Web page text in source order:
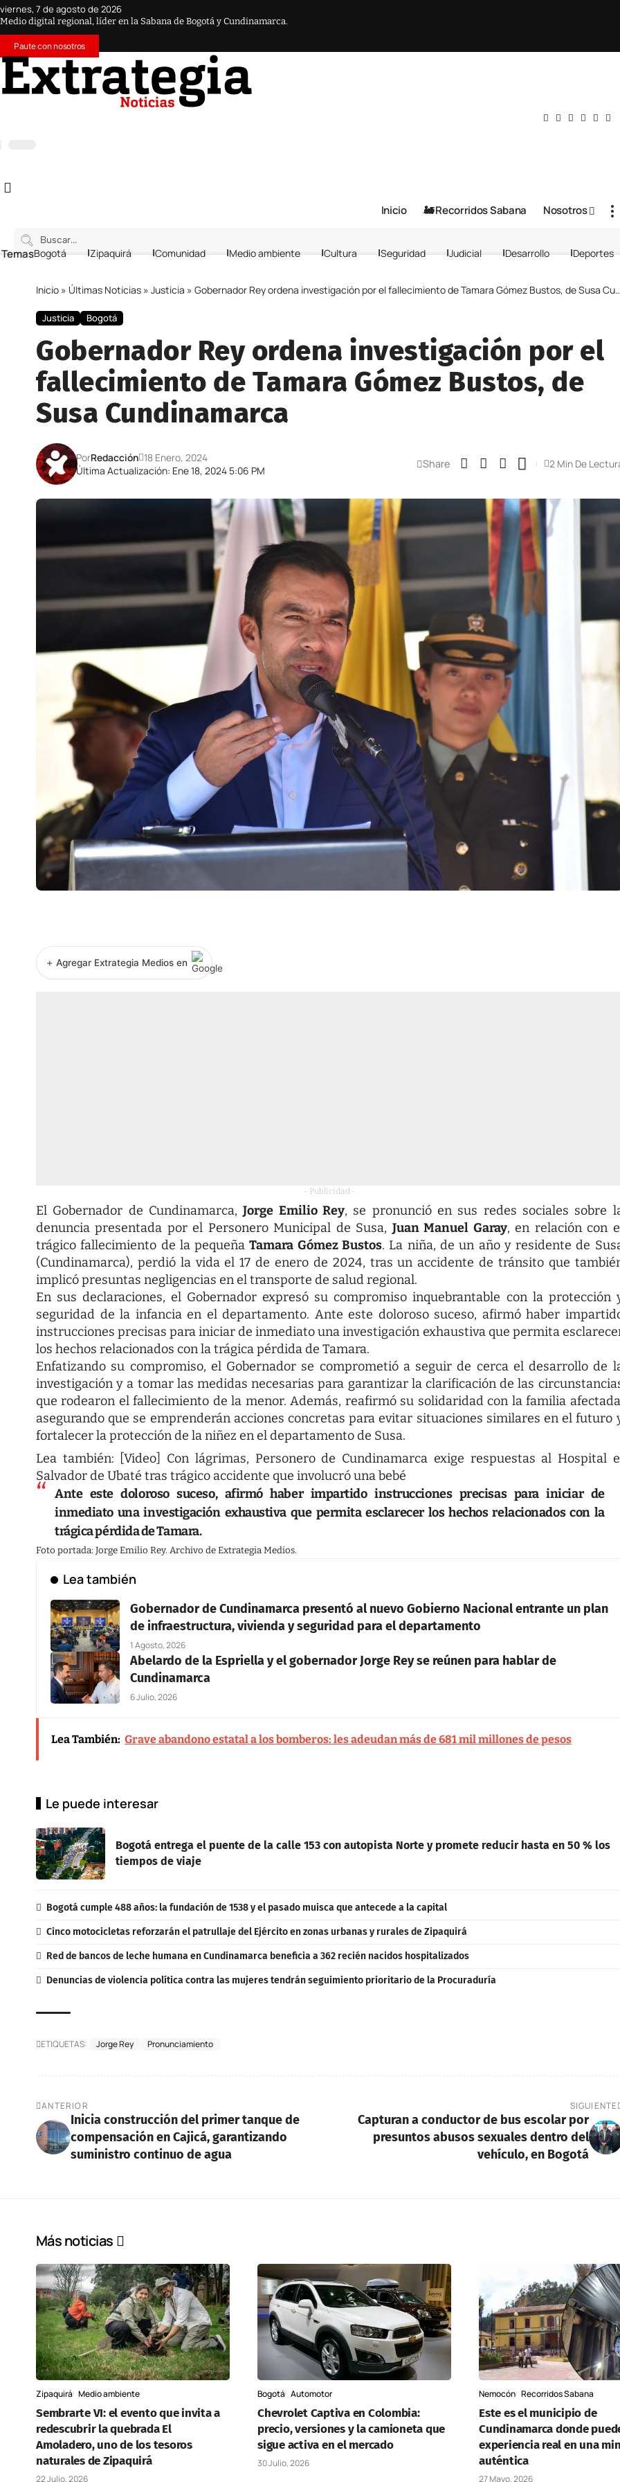
viernes, 7 de agosto de 2026
Medio digital regional, líder en la Sabana de Bogotá y Cundinamarca.
Paute con nosotros
Inicio 🚂 Recorridos Sabana Nosotros
Bogotá Zipaquirá Comunidad Medio ambiente Cultura Seguridad Judicial Desarrollo Deportes
Inicio » Últimas Noticias » Justicia » Gobernador Rey ordena investigación por el fallecimiento de Tamara Gómez Bustos, de Susa Cundinamarca
Justicia Bogotá
Gobernador Rey ordena investigación por el
fallecimiento de Tamara Gómez Bustos, de
Susa Cundinamarca
Última Actualización: Ene 18, 2024 5:06 PM
PorRedacción 18 Enero, 2024 Share 2 Min De
+ Agregar Extrategia Medios en
- Publicidad -
El Gobernador de Cundinamarca,Jorge Emilio Rey, se pronunció en sus redes sociales sobre
denuncia presentada por el Personero Municipal de Susa, Juan Manuel Garay, en relación con
trágico fallecimiento de la pequeñaTamara Gómez Bustos. La niña, de un año y residente de
(Cundinamarca), perdió la vida el 17 de enero de 2024, tras un accidente de tránsito que
implicó presuntas negligencias en el transporte de salud regional.
En sus declaraciones, el Gobernador expresó su compromiso inquebrantable con la protección
seguridad de la infancia en el departamento. Ante este doloroso suceso, afirmó haber
instrucciones precisas para iniciar de inmediato una investigación exhaustiva que permita
los hechos relacionados con la trágica pérdida de Tamara.
Enfatizando su compromiso, el Gobernador se comprometió a seguir de cerca el desarrollo de
investigación y a tomar las medidas necesarias para garantizar la clarificación de las
que rodearon el fallecimiento de la menor. Además, reafirmó su solidaridad con la familia
asegurando que se emprenderán acciones concretas para evitar situaciones similares en el futuro
fortalecer la protección de la niñez en el departamento de Susa.
Lea también:
[Video] Con lágrimas, Personero de Cundinamarca exige respuestas al Hospital
Salvador de Ubaté tras trágico accidente que involucró una bebé
Ante este doloroso suceso, afirmó haber impartido instrucciones precisas para iniciar de
inmediato una investigación exhaustiva que permita esclarecer los hechos relacionados con la
trágica pérdida de Tamara.
Foto portada: Jorge Emilio Rey. Archivo de Extrategia Medios.
Lea también
Gobernador de Cundinamarca presentó al nuevo Gobierno Nacional entrante un plan
de infraestructura, vivienda y seguridad para el departamento
1 Agosto, 2026
Abelardo de la Espriella y el gobernador Jorge Rey se reúnen para hablar de
Cundinamarca
6 Julio, 2026
Lea También: Grave abandono estatal a los bomberos: les adeudan más de 681 mil millones de pesos
Le puede interesar
Bogotá entrega el puente de la calle 153 con autopista Norte y promete reducir hasta en 50 % los
tiempos de viaje
Bogotá cumple 488 años: la fundación de 1538 y el pasado muisca que antecede a la capital
Cinco motocicletas reforzarán el patrullaje del Ejército en zonas urbanas y rurales de Zipaquirá
Red de bancos de leche humana en Cundinamarca beneficia a 362 recién nacidos hospitalizados
Denuncias de violencia política contra las mujeres tendrán seguimiento prioritario de la Procuraduría
ETIQUETAS: Jorge Rey Pronunciamiento
ANTERIOR
Inicia construcción del primer tanque de
compensación en Cajicá, garantizando
suministro continuo de agua
SIGUIENTE
Capturan a conductor de bus escolar por
presuntos abusos sexuales dentro del
vehículo, en Bogotá
Más noticias
Zipaquirá Medio ambiente
Sembrarte VI: el evento que invita a
redescubrir la quebrada El
Amoladero, uno de los tesoros
naturales de Zipaquirá
22 Julio, 2026
Bogotá Automotor
Chevrolet Captiva en Colombia:
precio, versiones y la camioneta que
sigue activa en el mercado
30 Julio, 2026
Nemocón Recorridos Sabana
Este es el municipio de
Cundinamarca donde
experiencia real en una
auténtica
27 Mayo, 2026